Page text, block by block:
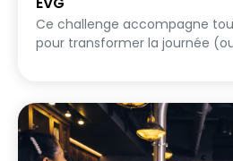
Ce challenge accompagne
pour transformer la journée
quêtes originales, drôles ou
pensées pour pimenter le
des situations inattendues.
et capturer un maximum d’instants